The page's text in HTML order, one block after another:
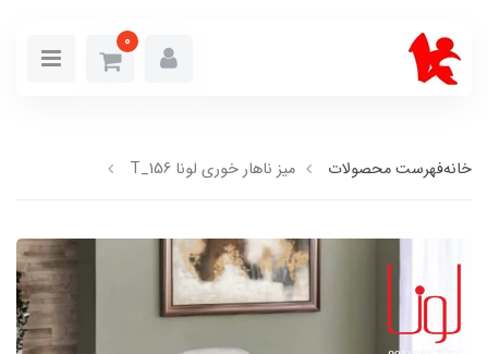
0
خانهفهرست محصولات میز ناهار خوری لونا T_156